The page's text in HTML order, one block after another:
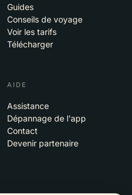
Guides
Conseils de voyage
Voir les tarifs
Télécharger
AIDE
Assistance
Dépannage de l'app
Contact
Devenir partenaire